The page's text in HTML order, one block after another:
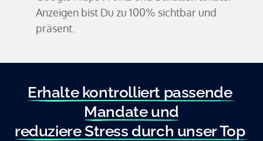
Anzeigen bist Du zu 100% sichtbar und
präsent.
Erhalte kontrolliert
passende
Mandate und
reduziere Stress durch unser
Top